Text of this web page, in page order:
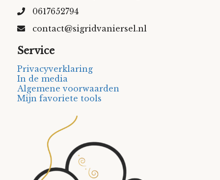
0617652794
contact@sigridvaniersel.nl
Service
Privacyverklaring
In de media
Algemene voorwaarden
Mijn favoriete tools